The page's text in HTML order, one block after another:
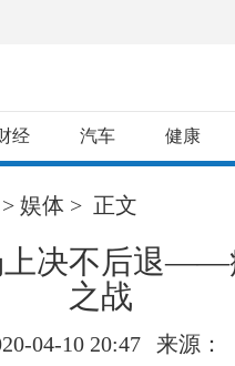
经 汽车 健康
> 娱体 > 正文
上决不后退——
之战
04-10 20:47 来源：